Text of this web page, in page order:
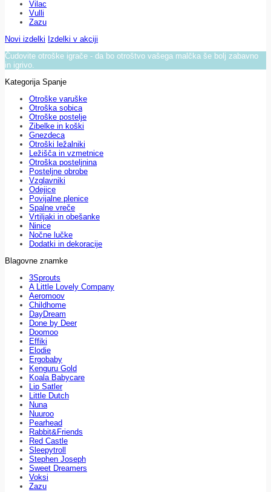
Vilac
Vulli
Zazu
Novi izdelki Izdelki v akciji
Čudovite otroške igrače - da bo otroštvo vašega malčka še bolj zabavno
in igrivo.
Kategorija Spanje
Otroške varuške
Otroška sobica
Otroške postelje
Zibelke in koški
Gnezdeca
Otroški ležalniki
Ležišča in vzmetnice
Otroška posteljnina
Posteljne obrobe
Vzglavniki
Odejice
Povijalne plenice
Spalne vreče
Vrtiljaki in obešanke
Ninice
Nočne lučke
Dodatki in dekoracije
Blagovne znamke
3Sprouts
A Little Lovely Company
Aeromoov
Childhome
DayDream
Done by Deer
Doomoo
Effiki
Elodie
Ergobaby
Kenguru Gold
Koala Babycare
Lip Satler
Little Dutch
Nuna
Nuuroo
Pearhead
Rabbit&Friends
Red Castle
Sleepytroll
Stephen Joseph
Sweet Dreamers
Voksi
Zazu